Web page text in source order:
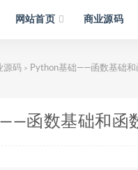
网站首页 商业源码
源码 > Python基础——函数基础和
函数基础和函